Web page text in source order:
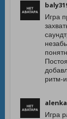
Игра
ритм-
Игра